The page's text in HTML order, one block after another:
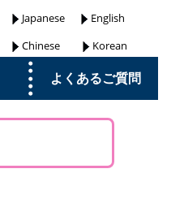
Japanese
English
Chinese
Korean
よくあるご質問